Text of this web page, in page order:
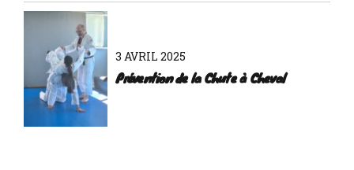
3 AVRIL 2025
Prévention de la Chute à Cheval